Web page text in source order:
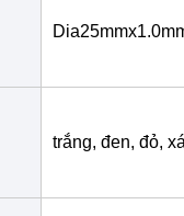
trắng, đen, đỏ,